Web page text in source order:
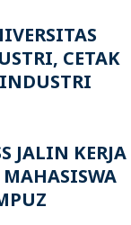
CETAK
JALIN KERJA